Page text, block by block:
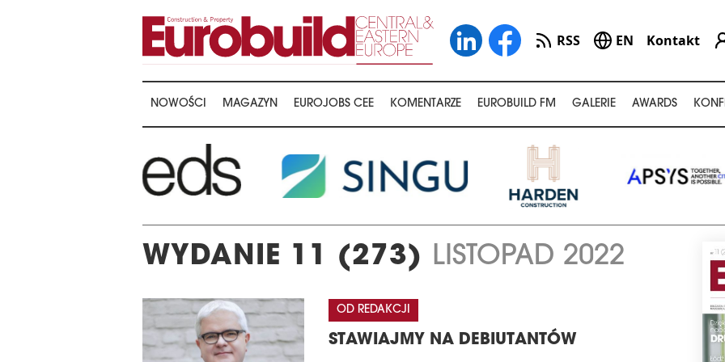
RSS EN Kontakt
NOWOŚCI MAGAZYN EUROJOBS CEE KOMENTARZE EUROBUILD FM GALERIE AWARDS
WYDANIE 11 (273) LISTOPAD 2022
OD REDAKCJI
STAWIAJMY NA DEBIUTANTÓW